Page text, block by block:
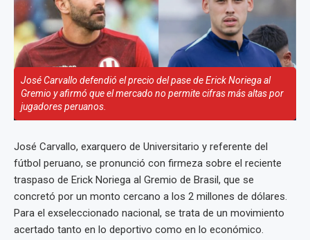
José Carvallo defendió el precio del pase de Erick Noriega al
Gremio y afirmó que el mercado no permite cifras más altas por
jugadores peruanos.
José Carvallo, exarquero de Universitario y referente del
fútbol peruano, se pronunció con firmeza sobre el reciente
traspaso de Erick Noriega al Gremio de Brasil, que se
concretó por un monto cercano a los 2 millones de dólares.
Para el exseleccionado nacional, se trata de un movimiento
acertado tanto en lo deportivo como en lo económico.